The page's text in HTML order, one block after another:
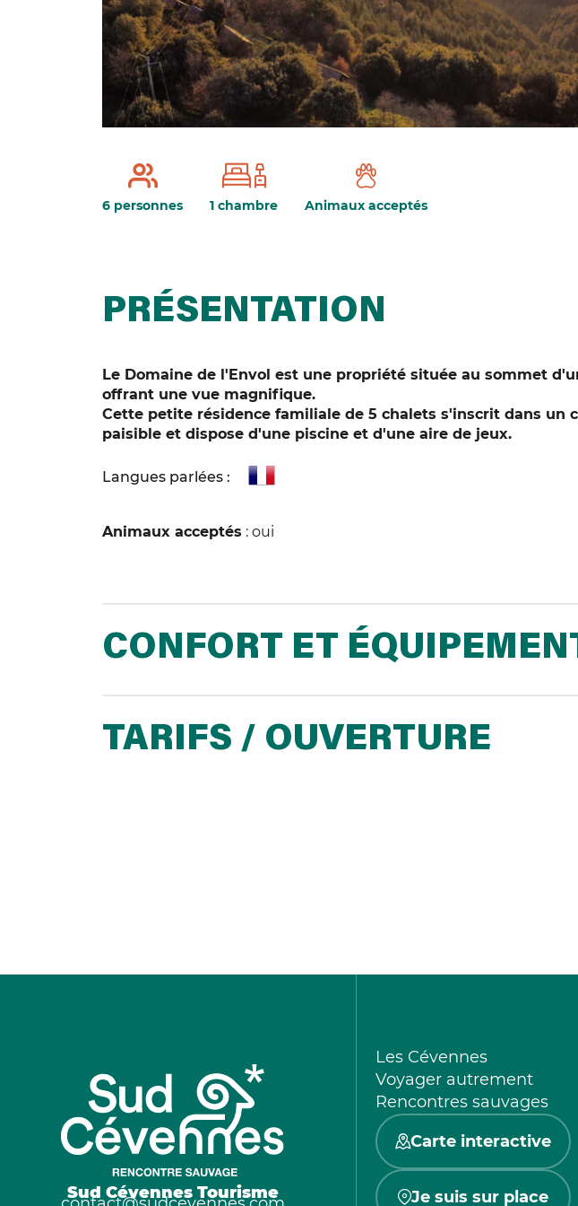
6 personnes 1 chambre Animaux acceptés
PRÉSENTATION
Le Domaine de l'Envol est une propriété située au sommet
offrant une vue magnifique.
Cette petite résidence familiale de 5 chalets s'inscrit dans un
paisible et dispose d'une piscine et d'une aire de jeux.
Langues parlées :
Animaux acceptés : oui
CONFORT ET
TARIFS / OUVERTURE
Sud Cévennes Tourisme
Les Cévennes
Voyager autrement
Rencontres sauvages
Carte interactive
Je suis sur place